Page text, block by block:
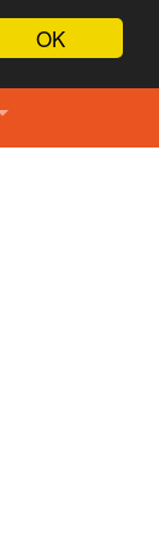
OK